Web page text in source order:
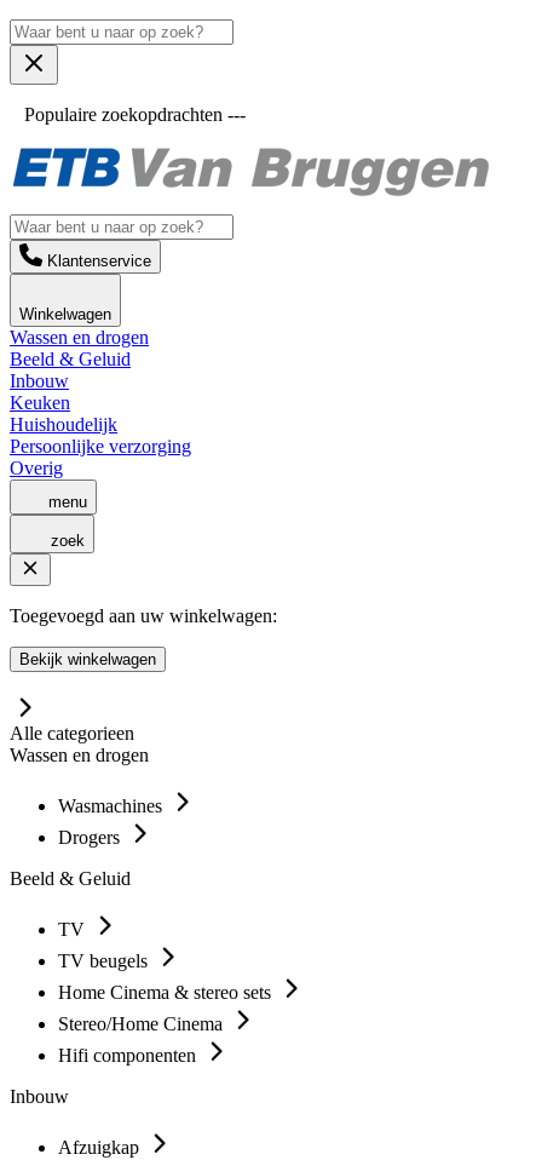
Populaire zoekopdrachten ---
Klantenservice
Winkelwagen
Wassen en drogen
Beeld & Geluid
Inbouw
Keuken
Huishoudelijk
Persoonlijke verzorging
Overig
menu
zoek
Toegevoegd aan uw winkelwagen:
Bekijk winkelwagen
Alle categorieen
Wassen en drogen
Wasmachines
Drogers
Beeld & Geluid
TV
TV beugels
Home Cinema & stereo sets
Stereo/Home Cinema
Hifi componenten
Inbouw
Afzuigkap